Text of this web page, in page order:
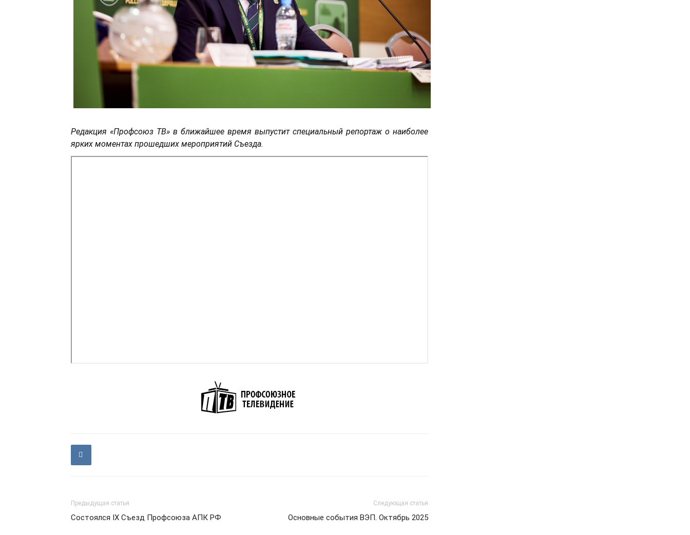
Редакция «Профсоюз ТВ» в ближайшее время выпустит специальный репортаж о наиболее
ярких моментах прошедших мероприятий Съезда.
Предыдущая статья
Состоялся IX Съезд Профсоюза АПК РФ
Следующая статья
Основные события ВЭП. Октябрь 2025